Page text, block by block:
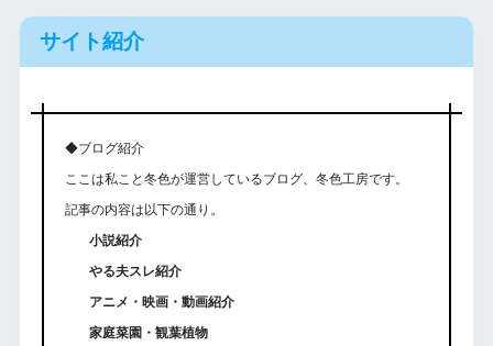
サイト紹介
◆ブログ紹介
ここは私こと冬色が運営しているブログ、冬色工房です。
記事の内容は以下の通り。
小説紹介
やる夫スレ紹介
アニメ・映画・動画紹介
家庭菜園・観葉植物